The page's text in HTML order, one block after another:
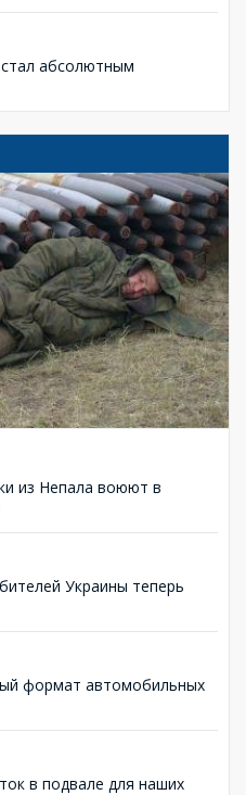
абсолютным
из Непала воюют в
Украины теперь
формат автомобильных
в подвале для наших